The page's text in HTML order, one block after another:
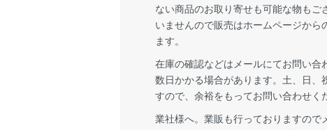
ない商品のお取り寄せも可能な物もご
いませんので販売はホームページから
ます。
在庫の確認などはメールにてお問い合
数日かかる場合があります。土、日、
すので、余裕をもってお問い合わせく
業社様へ。業販も行っておりますので